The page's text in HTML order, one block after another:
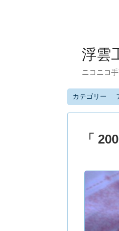
浮雲
ニコニコ
カテゴリー
「